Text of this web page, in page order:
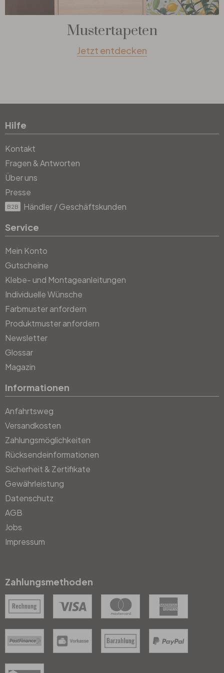
Mustertapeten
Jetzt entdecken
Hilfe
Kontakt
Fragen & Antworten
Über uns
Presse
B2B Händler / Geschäftskunden
Service
Mein Konto
Gutscheine
Klebe- und Montageanleitungen
Individuelle Wünsche
Farbmuster anfordern
Produktmuster anfordern
Newsletter
Glossar
Magazin
Informationen
Anfahrtsweg
Versandkosten
Zahlungsmöglichkeiten
Rücksendeinformationen
Sicherheit & Zertifikate
Gewährleistung
Datenschutz
AGB
Jobs
Impressum
Zahlungsmethoden